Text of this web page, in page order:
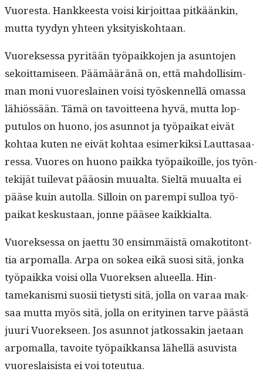
Vuores­ta. Han­kkeesta voisi kir­joit­taa pitkäänkin,
mut­ta tyy­dyn yhteen yksityiskohtaan.
Vuorek­ses­sa pyritään työ­paikko­jen ja asun­to­jen
sekoit­tamiseen. Päämääränä on, että mah­dol­lisim­
man moni vuores­lainen voisi työsken­nel­lä omas­sa
lähiössään. Tämä on tavoit­teena hyvä, mut­ta lop­
putu­los on huono, jos asun­not ja työ­paikat eivät
kohtaa kuten ne eivät kohtaa esimerkik­si Laut­tasaa­
res­sa. Vuores on huono paik­ka työ­paikoille, jos työn­
tek­i­jät tuil­e­vat pääosin muual­ta. Sieltä muual­ta ei
pääse kuin autol­la. Sil­loin on parem­pi sul­loa työ­
paikat keskus­taan, jonne pääsee kaikkialta.
Vuorek­ses­sa on jaet­tu 30 ensim­mäistä omakoti­tont­
tia arpo­ma­l­la. Arpa on sokea eikä suosi sitä, jon­ka
työ­paik­ka voisi olla Vuorek­sen alueel­la. Hin­
tamekanis­mi suosii tietysti sitä, jol­la on varaa mak­
saa mut­ta myös sitä, jol­la on eri­tyi­nen tarve päästä
juuri Vuorek­seen. Jos asun­not jatkos­sakin jae­taan
arpo­ma­l­la, tavoite työ­paikkansa lähel­lä asu­vista
vuores­lai­sista ei voi toteutua.